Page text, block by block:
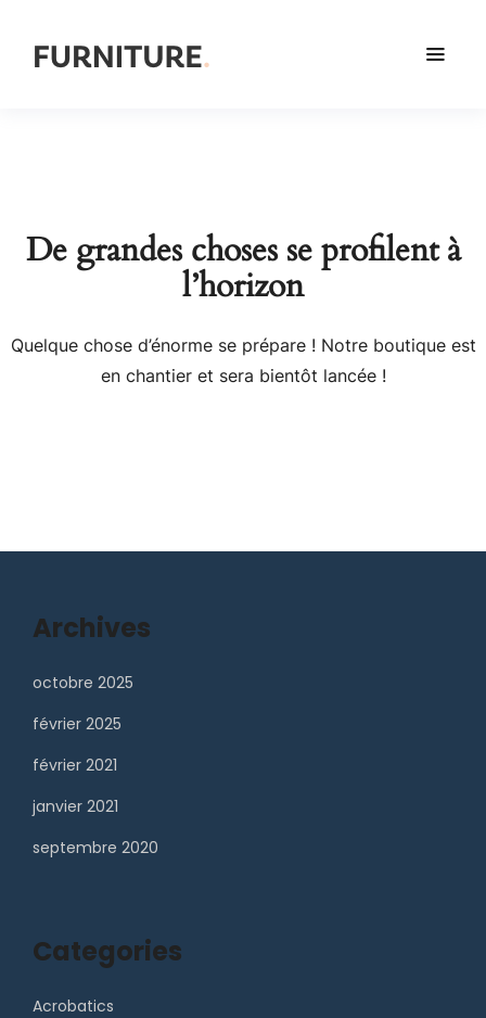
De grandes choses se profilent à
l’horizon
Quelque chose d’énorme se prépare ! Notre boutique est
en chantier et sera bientôt lancée !
Archives
octobre 2025
février 2025
février 2021
janvier 2021
septembre 2020
Categories
Acrobatics